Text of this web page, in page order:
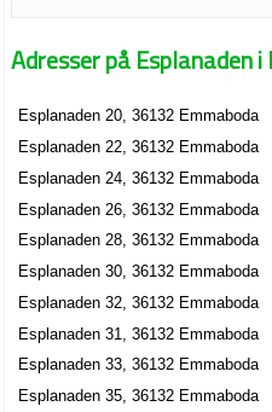
Adresser på Esplanaden
Esplanaden 20, 36132 Emmaboda
Esplanaden 22, 36132 Emmaboda
Esplanaden 24, 36132 Emmaboda
Esplanaden 26, 36132 Emmaboda
Esplanaden 28, 36132 Emmaboda
Esplanaden 30, 36132 Emmaboda
Esplanaden 32, 36132 Emmaboda
Esplanaden 31, 36132 Emmaboda
Esplanaden 33, 36132 Emmaboda
Esplanaden 35, 36132 Emmaboda